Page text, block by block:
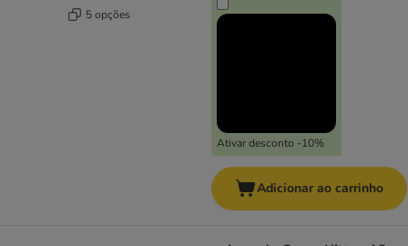
5 opções
Ativar desconto -10%
Adicionar ao carrinho